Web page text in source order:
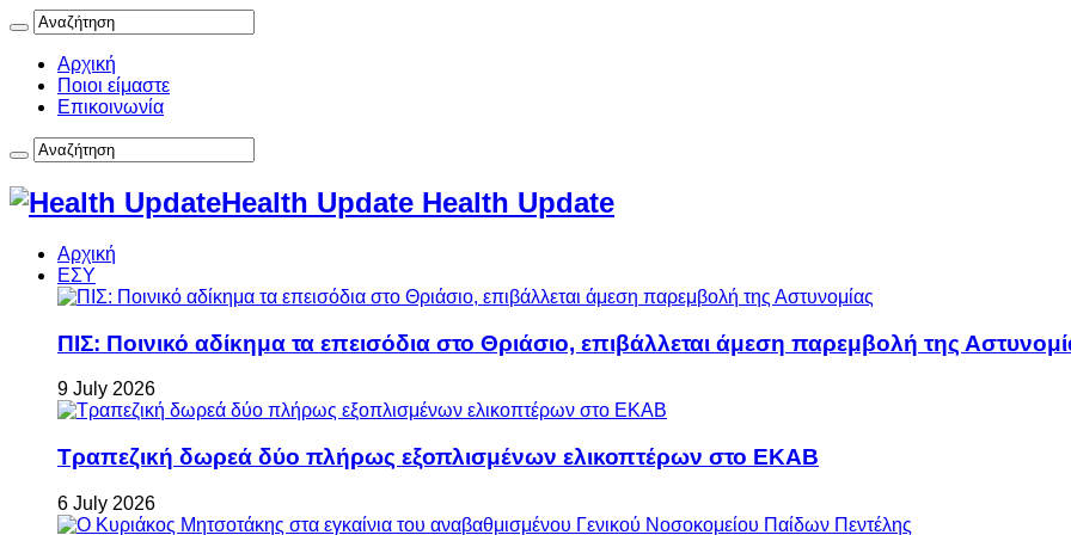
Αρχική
Ποιοι είμαστε
Επικοινωνία
Health Update Health Update
Αρχική
ΕΣΥ
ΠΙΣ: Ποινικό αδίκημα τα επεισόδια στο Θριάσιο, επιβάλλεται άμεση παρεμβολή της
9 July 2026
Τραπεζική δωρεά δύο πλήρως εξοπλισμένων ελικοπτέρων στο ΕΚΑΒ
6 July 2026